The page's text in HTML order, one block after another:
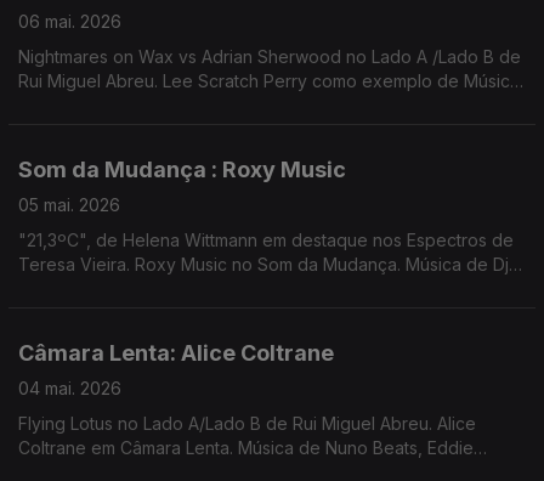
06 mai. 2026
Nightmares on Wax vs Adrian Sherwood no Lado A /Lado B de
Rui Miguel Abreu. Lee Scratch Perry como exemplo de Música
Som da Mudança : Roxy Music
05 mai. 2026
"21,3ºC", de Helena Wittmann em destaque nos Espectros de
Teresa Vieira. Roxy Music no Som da Mudança. Música de Dj
Câmara Lenta: Alice Coltrane
04 mai. 2026
Flying Lotus no Lado A/Lado B de Rui Miguel Abreu. Alice
Coltrane em Câmara Lenta. Música de Nuno Beats, Eddie